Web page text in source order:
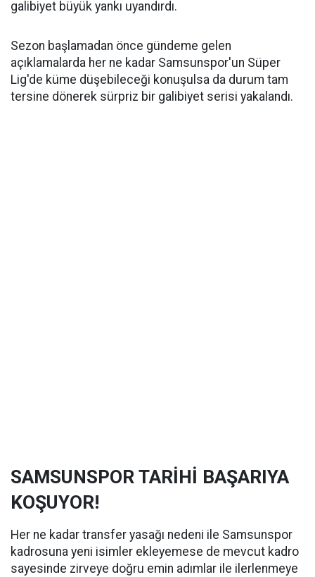
galibiyet büyük yankı uyandırdı.
Sezon başlamadan önce gündeme gelen
açıklamalarda her ne kadar Samsunspor'un Süper
Lig'de küme düşebileceği konuşulsa da durum tam
tersine dönerek sürpriz bir galibiyet serisi yakalandı.
SAMSUNSPOR TARİHİ BAŞARIYA
KOŞUYOR!
Her ne kadar transfer yasağı nedeni ile Samsunspor
kadrosuna yeni isimler ekleyemese de mevcut kadro
sayesinde zirveye doğru emin adımlar ile ilerlenmeye